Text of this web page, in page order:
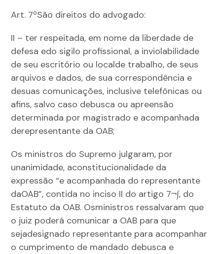
Art. 7ºSão direitos do advogado:
II – ter respeitada, em nome da liberdade de
defesa edo sigilo profissional, a inviolabilidade
de seu escritório ou localde trabalho, de seus
arquivos e dados, de sua correspondência e
desuas comunicações, inclusive telefônicas ou
afins, salvo caso debusca ou apreensão
determinada por magistrado e acompanhada
derepresentante da OAB;
Os ministros do Supremo julgaram, por
unanimidade, aconstitucionalidade da
expressão “e acompanhada do representante
daOAB”, contida no inciso II do artigo 7¬∫, do
Estatuto da OAB. Osministros ressalvaram que
o juiz poderá comunicar a OAB para que
sejadesignado representante para acompanhar
o cumprimento de mandado debusca e